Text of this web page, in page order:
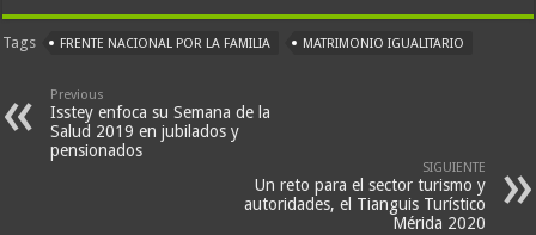
Tags FRENTE NACIONAL POR LA FAMILIA MATRIMONIO IGUALITARIO
Previous
Isstey enfoca su Semana de la
Salud 2019 en jubilados y
pensionados
SIGUIENTE
Un reto para el sector turismo y
autoridades, el Tianguis Turístico
Mérida 2020